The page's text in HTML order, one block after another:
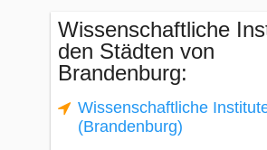
Wissenschaftliche
den Städten von
Brandenburg:
Wissenschaftliche
(Brandenburg)